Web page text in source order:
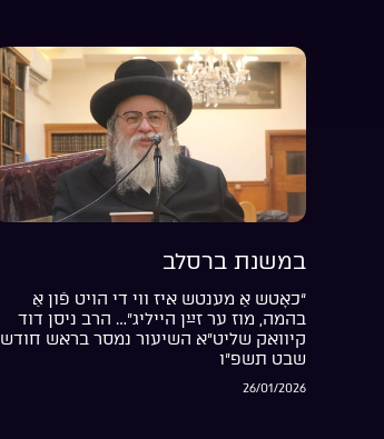
במשנת ברסלב
“כאָטש אַ מענטש איז ווי די הויט פֿון אַ
בהמה, מוז ער זײַן הייליג”… הרב ניסן דוד
קיוואק שליט”א השיעור נמסר בראש חודש
שבט תשפ”ו
26/01/2026